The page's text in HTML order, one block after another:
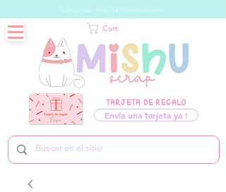
Business hours: Mon - Sat 09:00 to 20:00 hrs
TARJETA DE REGALO
Envía una tarjeta ya !
Cart